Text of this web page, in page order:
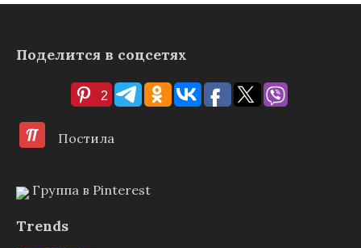
Поделится в соцсетях
2
Постила
Группа в Pinterest
Trends